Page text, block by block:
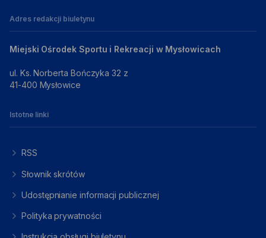
Adres redakcji biuletynu
Miejski Ośrodek Sportu i Rekreacji w Mysłowicach
ul. Ks. Norberta Bończyka 32 z
41-400 Mysłowice
Istotne linki
RSS
Słownik skrótów
Udostępnianie informacji publicznej
Polityka prywatności